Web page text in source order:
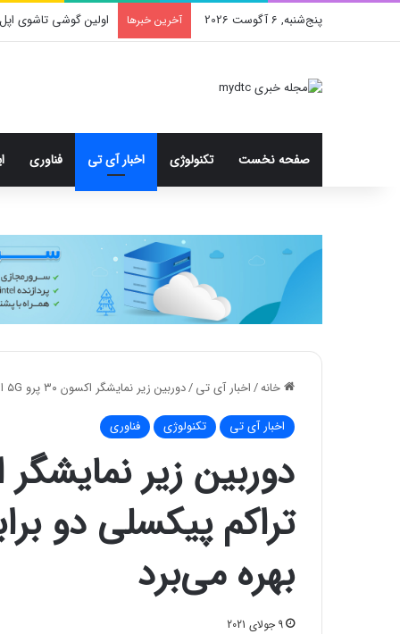
پنج‌شنبه, 6 آگوست 2026 آخرین خبرها محدودیت جدید
صفحه نخست تکنولوژی اخبار آی تی فناوری
خانه/اخبار آی تی/دوربین زیر نمایشگر اکسون ۳۰ پرو ۵G از تراکم پیکسلی دو برابر بیشتر از نسل قبل بهره می‌برد
اخبار آی تی تکنولوژی فناوری
تراکم پیکسلی دو
بهره می‌برد
9 جولای 2021